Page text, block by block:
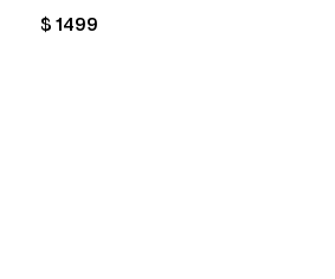
PRICE:
$ 1499